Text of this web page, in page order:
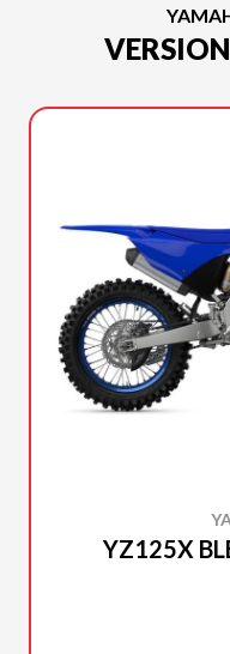
YZ125X